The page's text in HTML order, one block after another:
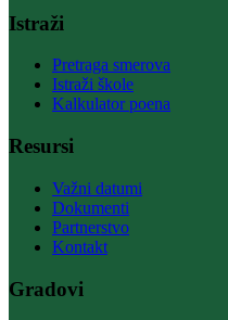
Istraži
Pretraga smerova
Istraži škole
Kalkulator poena
Resursi
Važni datumi
Dokumenti
Partnerstvo
Kontakt
Gradovi